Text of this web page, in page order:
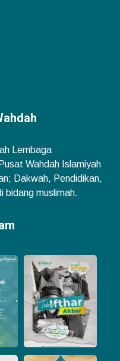
Lembaga
Wahdah Islamiyah
Dakwah, Pendidikan,
bidang muslimah.